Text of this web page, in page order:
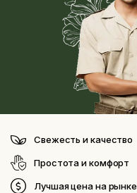
Свежесть и качество
Простота и комфорт
Лучшая цена на рынке